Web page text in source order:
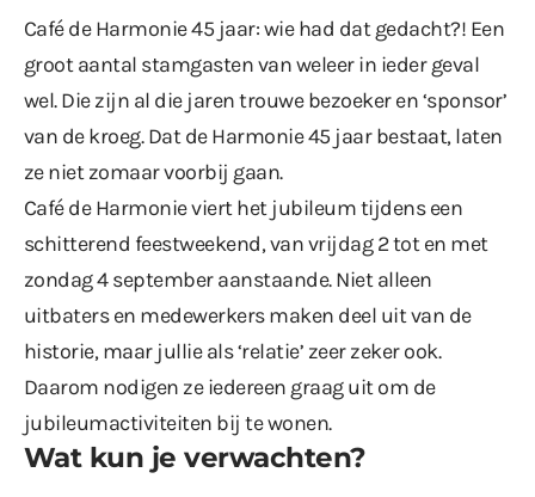
Café de Harmonie 45 jaar: wie had dat gedacht?! Een
groot aantal stamgasten van weleer in ieder geval
wel. Die zijn al die jaren trouwe bezoeker en ‘sponsor’
van de kroeg. Dat de Harmonie 45 jaar bestaat, laten
ze niet zomaar voorbij gaan.
Café de Harmonie viert het jubileum tijdens een
schitterend feestweekend, van vrijdag 2 tot en met
zondag 4 september aanstaande. Niet alleen
uitbaters en medewerkers maken deel uit van de
historie, maar jullie als ‘relatie’ zeer zeker ook.
Daarom nodigen ze iedereen graag uit om de
jubileumactiviteiten bij te wonen.
Wat kun je verwachten?